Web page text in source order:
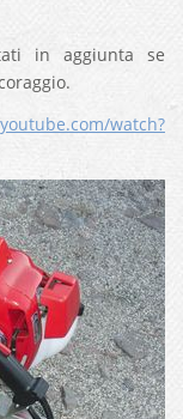
in aggiunta se
watch?